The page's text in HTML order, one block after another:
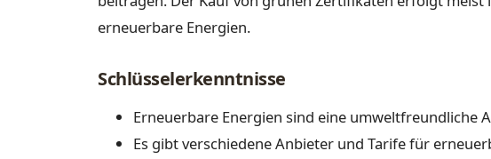
erneuerbare Energien.
Schlüsselerkenntnisse
Erneuerbare Energien sind eine umweltfreundliche
Es gibt verschiedene Anbieter und Tarife für